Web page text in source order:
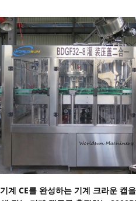
기계 CE를 완성하는 기계 크라운 캡